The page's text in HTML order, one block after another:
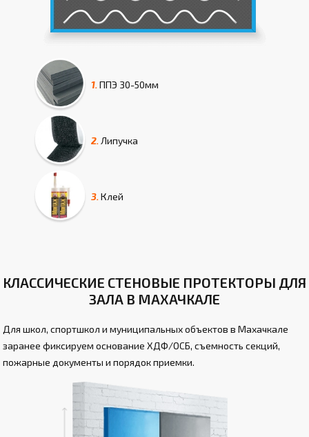
1. ППЭ 30-50мм
2. Липучка
3. Клей
КЛАССИЧЕСКИЕ СТЕНОВЫЕ ПРОТЕКТОРЫ ДЛЯ
ЗАЛА В МАХАЧКАЛЕ
Для школ, спортшкол и муниципальных объектов в Махачкале
заранее фиксируем основание ХДФ/ОСБ, съемность секций,
пожарные документы и порядок приемки.